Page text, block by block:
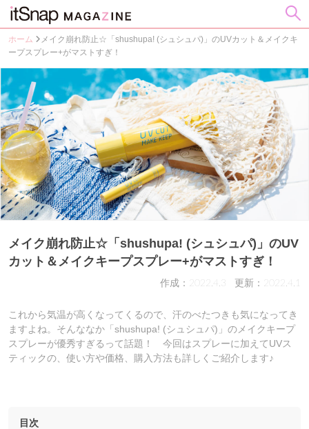
ホーム
メイク崩れ防止☆「shushupa! (シュシュパ)」のUVカット＆メイクキ
ープスプレー+がマストすぎ！
メイク崩れ防止☆「shushupa! (シュシュパ)」のUV
カット＆メイクキープスプレー+がマストすぎ！
作成：2022.4.3 更新：2022.4.1
これから気温が高くなってくるので、汗のべたつきも気になってき
ますよね。そんななか「shushupa! (シュシュパ)」のメイクキープ
スプレーが優秀すぎるって話題！ 今回はスプレーに加えてUVス
ティックの、使い方や価格、購入方法も詳しくご紹介します♪
目次